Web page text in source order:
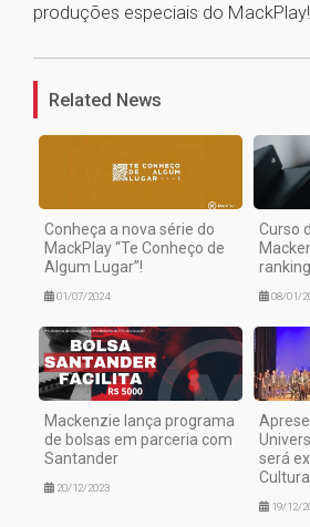
produções especiais do MackPlay!
1
Related News
Conheça a nova série do
MackPlay “Te Conheço de
Algum Lugar”!
01/07/2024
Curso
08/01/
Mackenzie lança programa
de bolsas em parceria com
Santander
20/12/2023
será
Cultura
19/12/